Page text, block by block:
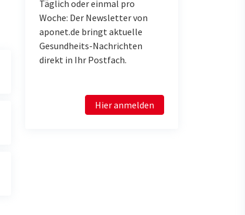
Täglich oder einmal pro
Woche: Der Newsletter von
aponet.de bringt aktuelle
Gesundheits-Nachrichten
direkt in Ihr Postfach.
Hier anmelden